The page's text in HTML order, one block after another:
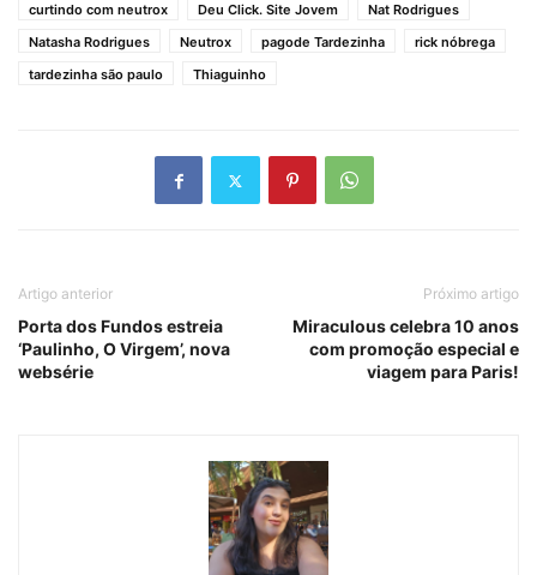
curtindo com neutrox
Deu Click. Site Jovem
Nat Rodrigues
Natasha Rodrigues
Neutrox pagode Tardezinha
rick nóbrega
tardezinha são paulo
Thiaguinho
Artigo anterior
Porta dos Fundos estreia
‘Paulinho, O Virgem’, nova
websérie
Próximo artigo
Miraculous celebra 10 anos
com promoção especial e
viagem para Paris!